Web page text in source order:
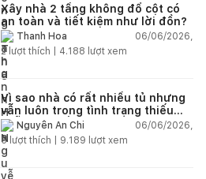
Xây nhà 2 tầng không đổ cột có
an toàn và tiết kiệm như lời đồn?
Thanh Hoa
06/06/2026,
2lượt thích | 4.188 lượt xem
Vì sao nhà có rất nhiều tủ nhưng
vẫn luôn trong tình trạng thiếu
chỗ chứa đồ?
Nguyễn An Chi
06/06/2026,
5lượt thích | 9.189 lượt xem